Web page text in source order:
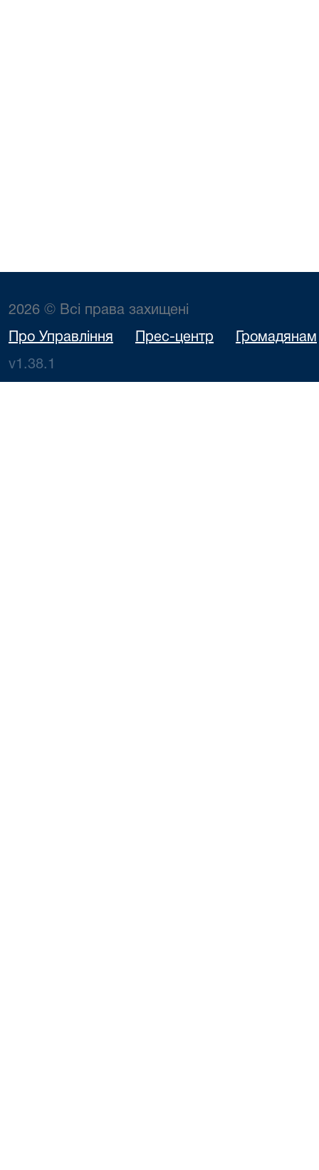
2026 © Всі права захищені
Про Управління Прес-центр Громадянам
v1.38.1